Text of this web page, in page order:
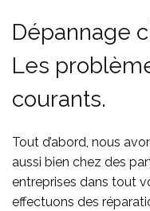
Dépannage
Les
courants.
Tout d’abord, nous
aussi bien chez des
entreprises dans tout
effectuons des